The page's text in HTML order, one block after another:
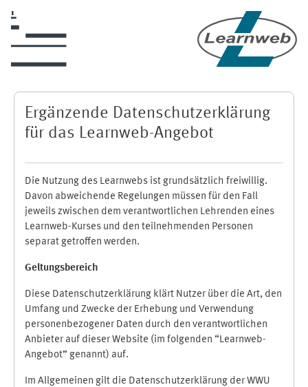
Ergänzende Datenschutzerklärung
für das Learnweb-Angebot
Die Nutzung des Learnwebs ist grundsätzlich freiwillig.
Davon abweichende Regelungen müssen für den Fall
jeweils zwischen dem verantwortlichen Lehrenden eines
Learnweb-Kurses und den teilnehmenden Personen
separat getroffen werden.
Geltungsbereich
Diese Datenschutzerklärung klärt Nutzer über die Art, den
Umfang und Zwecke der Erhebung und Verwendung
personenbezogener Daten durch den verantwortlichen
Anbieter auf dieser Website (im folgenden “Learnweb-
Angebot” genannt) auf.
Im Allgemeinen gilt die Datenschutzerklärung der WWU